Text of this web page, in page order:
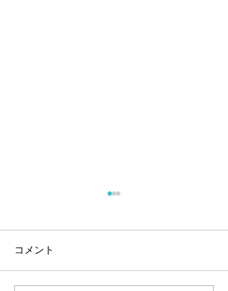
コメント